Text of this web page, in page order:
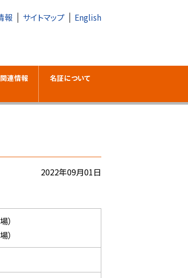
報 サイトマップ English
連情報 名証について
2022年09月01日
）
）